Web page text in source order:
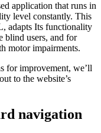
application that runs in
level constantly. This
adapts Its functionality
blind users, and for
motor impairments.
for improvement, we’ll
to the website’s
navigation